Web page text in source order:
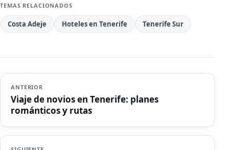
TEMAS RELACIONADOS
Costa Adeje Hoteles en Tenerife Tenerife Sur
ANTERIOR
Viaje de novios en Tenerife: planes
románticos y rutas